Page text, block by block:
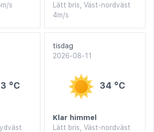
s
Lätt bris, Väst-nordväst
4m/s
°C
tisdag
2026-08-11
34 °C
Klar himmel
Lätt bris, Väst-nordväst